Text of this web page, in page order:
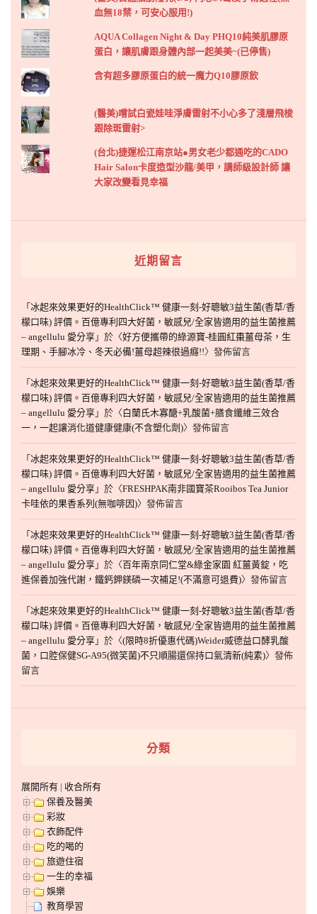
血無18禁，可安心服用!)
AQUA Collagen Night & Day PHQ10純美肌膠原
蛋白，讓肌膚跟身體內部一起美美~(已停售)
含有超多膠原蛋白的統一魔力Q10膠原飲
(醫美)嚐試白瓷娃哇淨膚雷射不小心多了淺層飛梭
跟除斑雷射>
(台北)捷運松江南京站●男女老少都通吃的CADO
Hair Salon卡度造型沙龍/美甲，講師級設計師 讓
大家改變看見幸福
近期留言
「冰起來效果更好的HealthClick™ 健康一刻-好聰敏3益生菌(香草/香
檬口味) 評價。百億專利四大好菌，敏感兒/全家皆適用的益生菌推薦
– angellulu 愛分享 」於〈好方便攜帶的綠源寶-桂圓紅棗薑母茶，生
理期、手腳冰冷、冬天必備!薑母超辣很過癮!!〉發佈留言
「冰起來效果更好的HealthClick™ 健康一刻-好聰敏3益生菌(香草/香
檬口味) 評價。百億專利四大好菌，敏感兒/全家皆適用的益生菌推薦
– angellulu 愛分享 」於〈白蘭氏木寡醣+乳酸菌+膳食纖維三效合
一，一起讓消化道健康健康(不含塑化劑)〉發佈留言
「冰起來效果更好的HealthClick™ 健康一刻-好聰敏3益生菌(香草/香
檬口味) 評價。百億專利四大好菌，敏感兒/全家皆適用的益生菌推薦
– angellulu 愛分享 」於〈FRESHPAK南非國寶茶Rooibos Tea Junior
卡哇依的果香系列(無咖啡因)〉發佈留言
「冰起來效果更好的HealthClick™ 健康一刻-好聰敏3益生菌(香草/香
檬口味) 評價。百億專利四大好菌，敏感兒/全家皆適用的益生菌推薦
– angellulu 愛分享 」於〈百年南京同仁堂&綠金家園 紅薑黃錠，吃
進保養加強代謝，鐵鈣鉀鎂磷一次補足!(不滿意可退費)〉發佈留言
「冰起來效果更好的HealthClick™ 健康一刻-好聰敏3益生菌(香草/香
檬口味) 評價。百億專利四大好菌，敏感兒/全家皆適用的益生菌推薦
– angellulu 愛分享 」於〈(限時8折優惠代碼)Weider威德益口酵乳酸
菌，口腔保健SG-A95(微笑菌)不只順腸還保持口氣清新(純素)〉發佈
留言
分類
展開所有 | 收合所有
保養及醫美
彩妝
衣飾配件
吃的喝的
旅遊住宿
一生的幸福
娛樂
教育學習